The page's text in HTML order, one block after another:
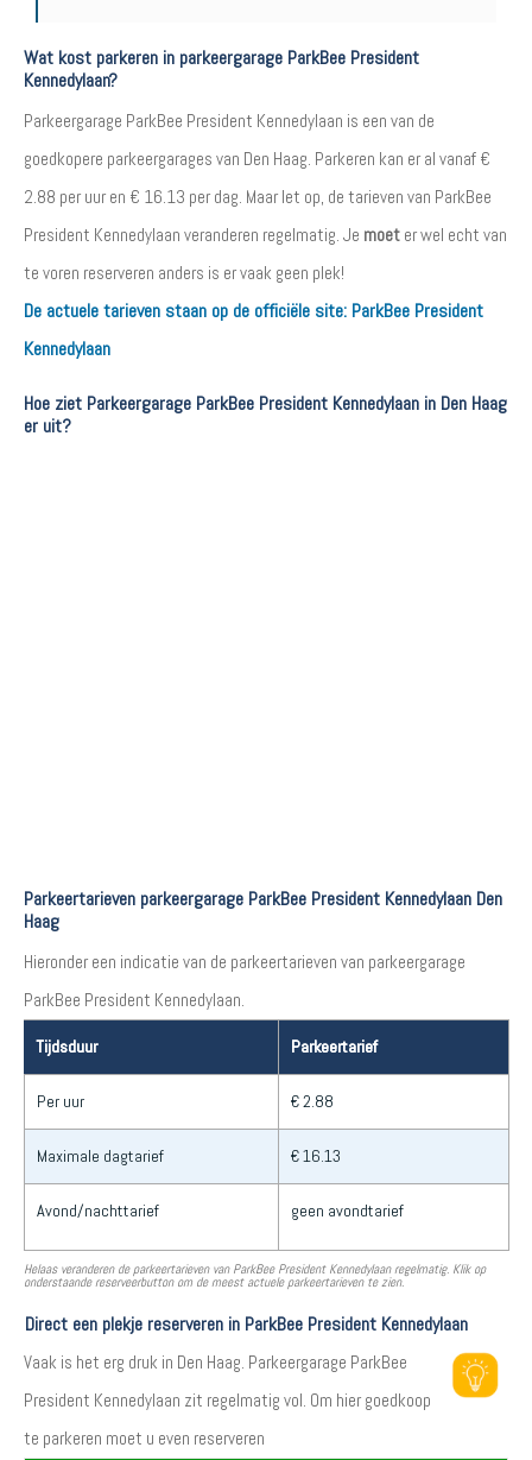
Wat kost parkeren in parkeergarage ParkBee President
Kennedylaan?
Parkeergarage ParkBee President Kennedylaan is een van de
goedkopere parkeergarages van Den Haag. Parkeren kan er al vanaf €
2.88 per uur en € 16.13 per dag. Maar let op, de tarieven van ParkBee
President Kennedylaan veranderen regelmatig. Je moet er wel echt van
te voren reserveren anders is er vaak geen plek!
De actuele tarieven staan op de officiële site: ParkBee President
Kennedylaan
Hoe ziet Parkeergarage ParkBee President Kennedylaan in Den Haag
er uit?
Parkeertarieven parkeergarage ParkBee President Kennedylaan Den
Haag
Hieronder een indicatie van de parkeertarieven van parkeergarage
ParkBee President Kennedylaan.
Tijdsduur Parkeertarief
Per uur € 2.88
Maximale dagtarief € 16.13
Avond/nachttarief geen avondtarief
Helaas veranderen de parkeertarieven van ParkBee President Kennedylaan regelmatig. Klik op
onderstaande reserveerbutton om de meest actuele parkeertarieven te zien.
Direct een plekje reserveren in ParkBee President Kennedylaan
Vaak is het erg druk in Den Haag. Parkeergarage ParkBee
President Kennedylaan zit regelmatig vol. Om hier goedkoop
te parkeren moet u even reserveren